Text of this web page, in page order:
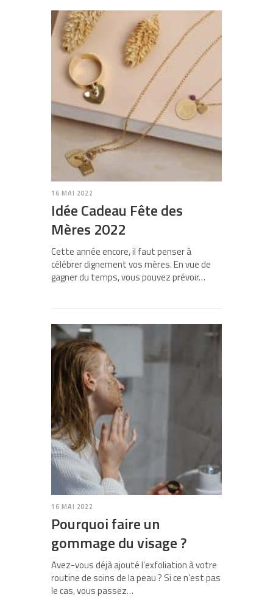
16 MAI 2022
Idée Cadeau Fête des
Mères 2022
Cette année encore, il faut penser à
célébrer dignement vos mères. En vue de
gagner du temps, vous pouvez prévoir…
16 MAI 2022
Pourquoi faire un
gommage du visage ?
Avez-vous déjà ajouté l’exfoliation à votre
routine de soins de la peau ? Si ce n’est pas
le cas, vous passez…